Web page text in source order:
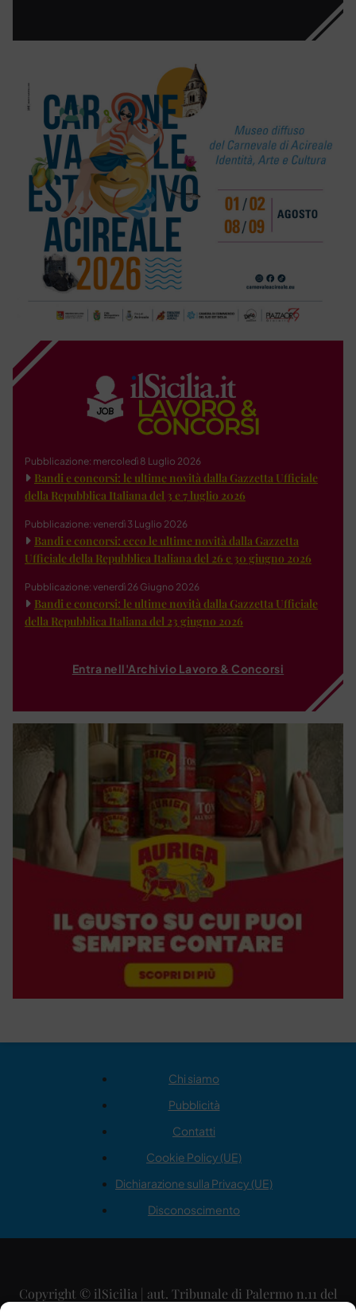
Pubblicazione: mercoledì 8 Luglio 2026
Bandi e concorsi: le ultime novità dalla Gazzetta Ufficiale
della Repubblica Italiana del 3 e 7 luglio 2026
Pubblicazione: venerdì 3 Luglio 2026
Bandi e concorsi: ecco le ultime novità dalla Gazzetta
Ufficiale della Repubblica Italiana del 26 e 30 giugno 2026
Pubblicazione: venerdì 26 Giugno 2026
Bandi e concorsi: le ultime novità dalla Gazzetta Ufficiale
della Repubblica Italiana del 23 giugno 2026
Entra nell'Archivio Lavoro & Concorsi
Chi siamo
Pubblicità
Contatti
Cookie Policy (UE)
Dichiarazione sulla Privacy (UE)
Disconoscimento
Copyright © ilSicilia | aut. Tribunale di Palermo n.11 del